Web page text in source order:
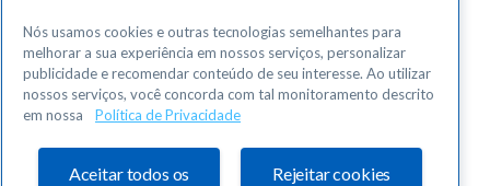
Nós usamos cookies e outras tecnologias semelhantes para
melhorar a sua experiência em nossos serviços, personalizar
publicidade e recomendar conteúdo de seu interesse. Ao utilizar
nossos serviços, você concorda com tal monitoramento descrito
em nossa
Política de Privacidade
Aceitar todos os
Rejeitar cookies